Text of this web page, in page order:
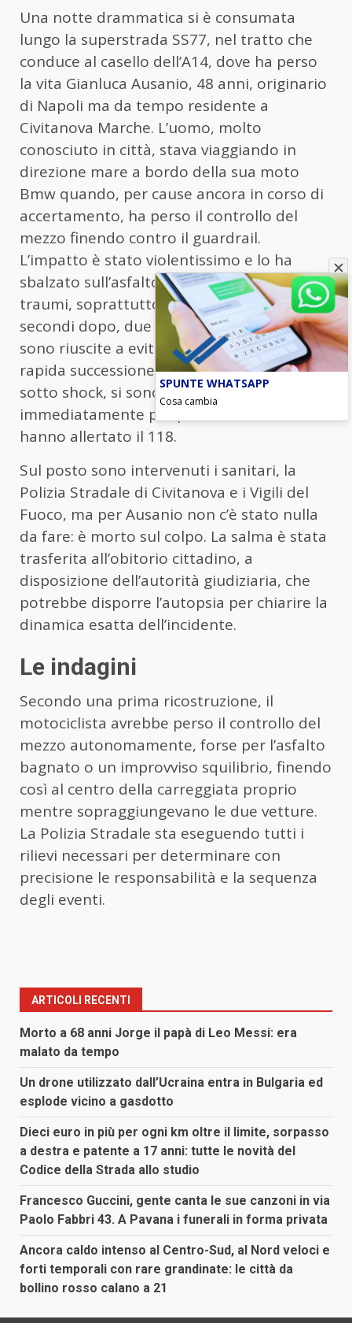
Una notte drammatica si è consumata
lungo la superstrada SS77, nel tratto che
conduce al casello dell’A14, dove ha perso
la vita Gianluca Ausanio, 48 anni, originario
di Napoli ma da tempo residente a
Civitanova Marche. L’uomo, molto
conosciuto in città, stava viaggiando in
direzione mare a bordo della sua moto
Bmw quando, per cause ancora in corso di
accertamento, ha perso il controllo del
mezzo finendo contro il guardrail.
L’impatto è stato violentissimo e lo ha
sbalzato sull’asfalto, provocandogli gravi
traumi, soprattutto alla testa. Pochi
secondi dopo, due auto sopraggiunte non
sono riuscite a evitarlo, investendolo in
rapida successione. Entrambi i conducenti,
sotto shock, si sono fermati
immediatamente per prestare soccorso e
hanno allertato il 118.
Sul posto sono intervenuti i sanitari, la
Polizia Stradale di Civitanova e i Vigili del
Fuoco, ma per Ausanio non c’è stato nulla
da fare: è morto sul colpo. La salma è stata
trasferita all’obitorio cittadino, a
disposizione dell’autorità giudiziaria, che
potrebbe disporre l’autopsia per chiarire la
dinamica esatta dell’incidente.
Le indagini
Secondo una prima ricostruzione, il
motociclista avrebbe perso il controllo del
mezzo autonomamente, forse per l’asfalto
bagnato o un improvviso squilibrio, finendo
così al centro della carreggiata proprio
mentre sopraggiungevano le due vetture.
La Polizia Stradale sta eseguendo tutti i
rilievi necessari per determinare con
precisione le responsabilità e la sequenza
degli eventi.
ARTICOLI RECENTI
Morto a 68 anni Jorge il papà di Leo Messi: era
malato da tempo
Un drone utilizzato dall’Ucraina entra in Bulgaria ed
esplode vicino a gasdotto
Dieci euro in più per ogni km oltre il limite, sorpasso
a destra e patente a 17 anni: tutte le novità del
Codice della Strada allo studio
Francesco Guccini, gente canta le sue canzoni in via
Paolo Fabbri 43. A Pavana i funerali in forma privata
Ancora caldo intenso al Centro-Sud, al Nord veloci e
forti temporali con rare grandinate: le città da
bollino rosso calano a 21
SPUNTE WHATSAPP
Cosa cambia